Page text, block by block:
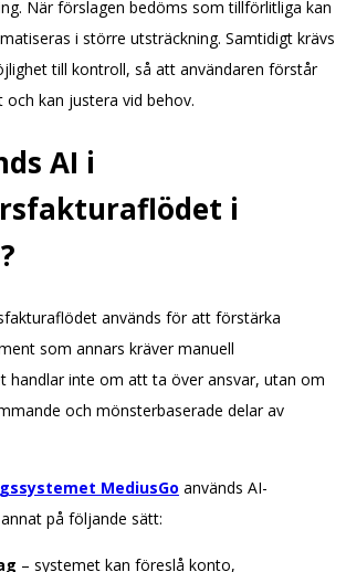
När förslagen bedöms som tillförlitliga kan
i större utsträckning. Samtidigt krävs
till kontroll, så att användaren förstår
och kan justera vid behov.
AI i
i
används för att förstärka
som annars kräver manuell
handlar inte om att ta över ansvar, utan om
och mönsterbaserade delar av
MediusGo används AI-
på följande sätt:
– systemet kan föreslå konto,